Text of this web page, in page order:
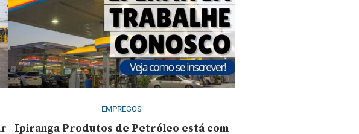
EMPREGOS
Ipiranga Produtos de Petróleo está com